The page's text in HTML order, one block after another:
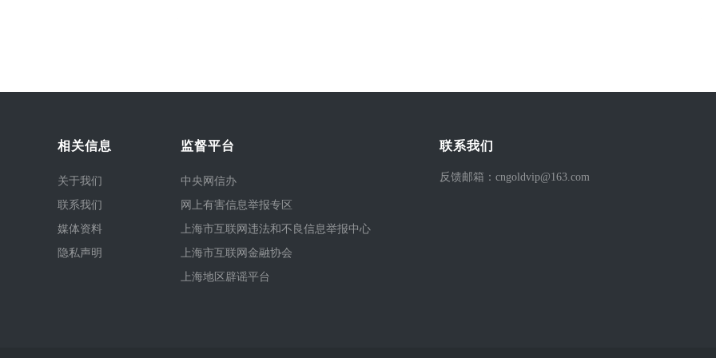
相关信息
关于我们
联系我们
媒体资料
隐私声明
监督平台
中央网信办
网上有害信息举报专区
上海市互联网违法和不良信息举报中心
上海市互联网金融协会
上海地区辟谣平台
联系我们
反馈邮箱：cngoldvip@163.com